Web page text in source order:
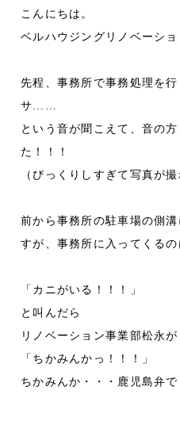
こんにちは。
ベルハウジングリノベーショ
先程、事務所で事務処理を
サ……
という音が聞こえて、音の
た！！！
（びっくりしすぎて写真が
前から事務所の駐車場の側
すが、事務所に入ってくる
「カニがいる！！！」
と叫んだら
リノベーション事業部松永が
「ちかみんかっ！！！」
ちかみんか・・・鹿児島弁で